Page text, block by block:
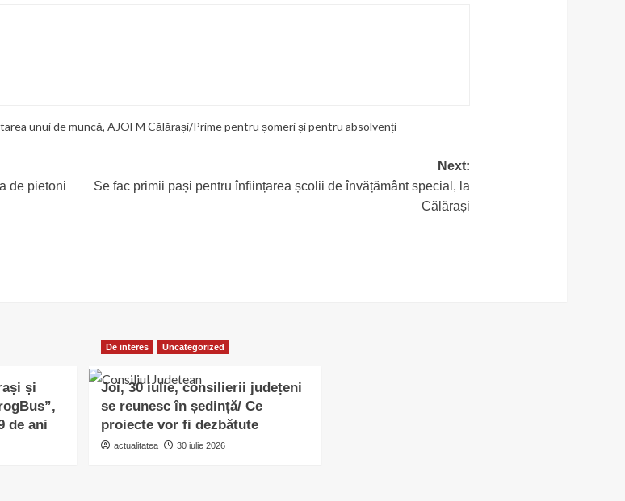
unui de muncă,AJOFM Călărași/Prime pentru șomeri și pentru absolvenți
de pietoni
Next:
Se fac primii pași pentru înființarea școlii de învățământ special, la
Călărași
și
de ani
De interes Uncategorized
Joi, 30 iulie, consilierii județeni
se reunesc în ședință/ Ce
proiecte vor fi dezbătute
actualitatea 30 iulie 2026